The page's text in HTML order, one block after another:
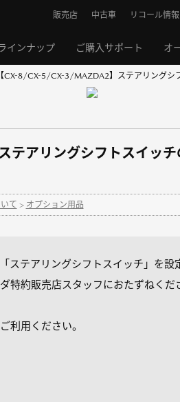
インナップ ご購入サポート オ
販売店 中古車 リコール情報
【CX-8/CX-5/CX-3/MAZDA2】ステアリングシ
アリングシフトスイッ
て > オプション用品
ステアリングシフトスイッチ」を設
特約販売店スタッフにおたずねくだ
利用ください。